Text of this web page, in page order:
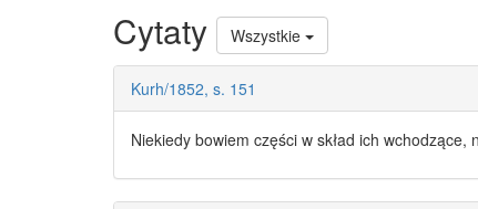
Cytaty Wszystkie
Kurh/1852, s. 151
Niekiedy bowiem części w skład ich wchodzące,